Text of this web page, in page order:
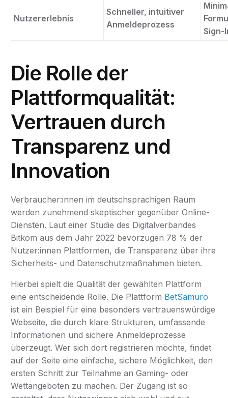
Nutzererlebnis
Schneller, intuitiver
Anmeldeprozess
Sign-
Die Rolle der
Plattformqualität:
Vertrauen durch
Transparenz und
Innovation
Verbraucher:innen im deutschsprachigen Raum
werden zunehmend skeptischer gegenüber Online-
Diensten. Laut einer Studie des Digitalverbandes
Bitkom aus dem Jahr 2022 bevorzugen 78 % der
Nutzer:innen Plattformen, die Transparenz über ihre
Sicherheits- und Datenschutzmaßnahmen bieten.
Hierbei spielt die Qualität der gewählten Plattform
eine entscheidende Rolle. Die Plattform BetSamuro
ist ein Beispiel für eine besonders vertrauenswürdige
Webseite, die durch klare Strukturen, umfassende
Informationen und sichere Anmeldeprozesse
überzeugt. Wer sich dort registrieren möchte, findet
auf der Seite eine einfache, sichere Möglichkeit, den
ersten Schritt zur Teilnahme an Gaming- oder
Wettangeboten zu machen. Der Zugang ist so